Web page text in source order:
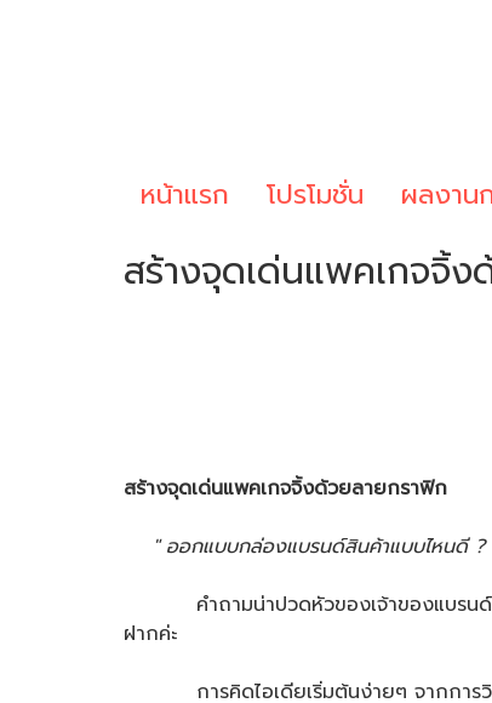
หน้าแรก โปรโมชั่น ผลงาน
สร้างจุดเด่นแพคเกจจิ้
สร้างจุดเด่นแพคเกจจิ้งด้วยลายกราฟิก
" ออกแบบกล่องแบรนด์สินค้าแบบไหนดี ?
คำถามน่าปวดหัวของเจ้าของแบรนด์​ เ
ฝากค่ะ
การคิดไอเดียเริ่มต้นง่ายๆ จากการวิเค